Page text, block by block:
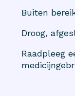
Buiten
Droog,
Raadpleeg